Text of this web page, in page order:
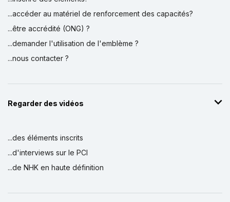
...accéder au matériel de renforcement des capacités?
...être accrédité (ONG) ?
...demander l'utilisation de l'emblème ?
...nous contacter ?
Regarder des vidéos
...des éléments inscrits
...d'interviews sur le PCI
...de NHK en haute définition